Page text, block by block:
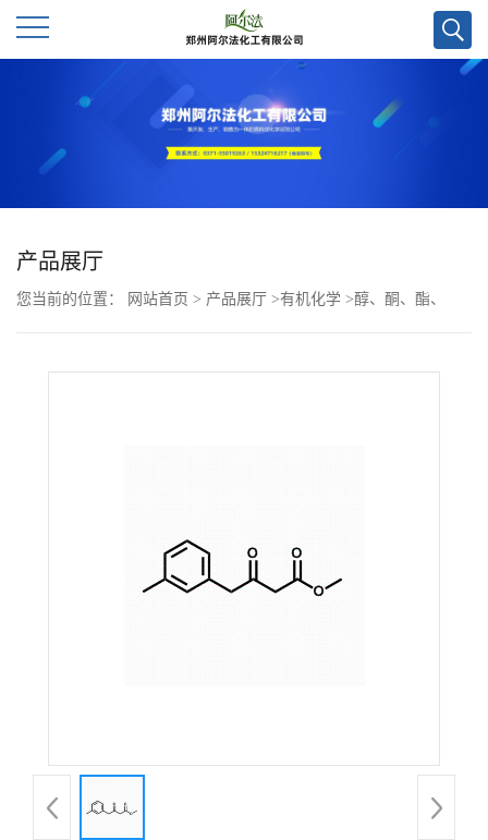
公
产品展厅
您当前的位置： 网站首页 > 产品展厅 >有机化学 >醇、酮、酯、